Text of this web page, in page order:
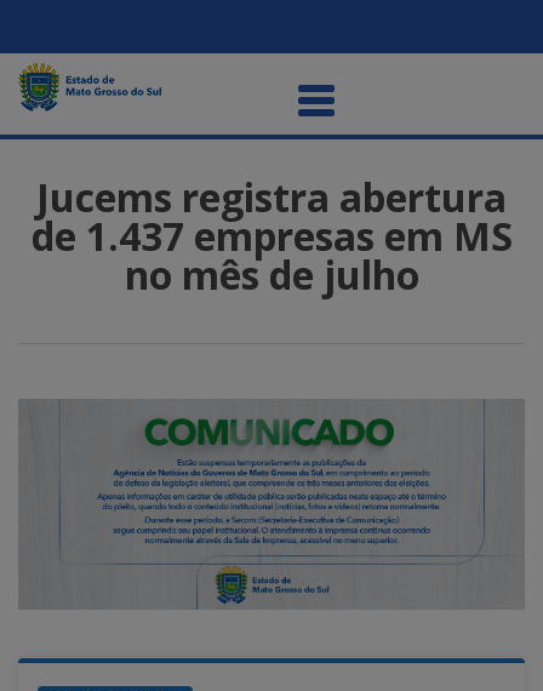
Jucems registra abertura
de 1.437 empresas em MS
no mês de julho